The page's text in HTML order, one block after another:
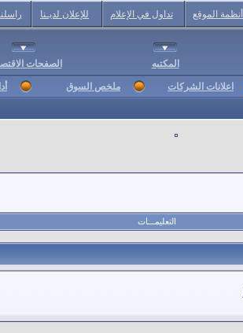
أنظمة الموقع تداول في الإعلام للإعلان لديـنا
المكتبه الصفحات
اعلانات الشركات ملخص السوق
التعليمـــات